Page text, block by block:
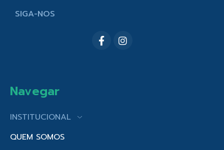
SIGA-NOS
Navegar
INSTITUCIONAL
QUEM SOMOS